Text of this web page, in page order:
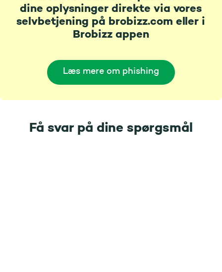
dine oplysninger direkte via vores
selvbetjening på brobizz.com eller i
Brobizz appen
Læs mere om phishing
Få svar på dine spørgsmål